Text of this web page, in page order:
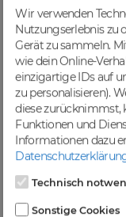
Von Domainern
übersichtlichen
Günstige
Backorders
Level und zzgl.
Wir verwenden
Nutzungserlebnis zu
Gerät zu sammeln.
wie dein Online-
einzigartige IDs auf
zu personalisieren).
diese zurücknimmst,
Funktionen und
Informationen dazu
Technisch
Sonstige Cookies